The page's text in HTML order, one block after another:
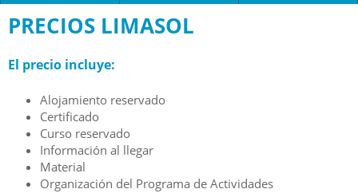
PRECIOS LIMASOL
El precio incluye:
Alojamiento reservado
Certificado
Curso reservado
Información al llegar
Material
Organización del Programa de Actividades